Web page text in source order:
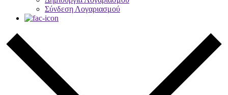
Σύνδεση Λογαριασμού